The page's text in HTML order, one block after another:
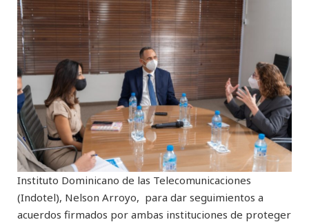
Instituto Dominicano de las Telecomunicaciones
(Indotel), Nelson Arroyo, para dar seguimientos a
acuerdos firmados por ambas instituciones de proteger